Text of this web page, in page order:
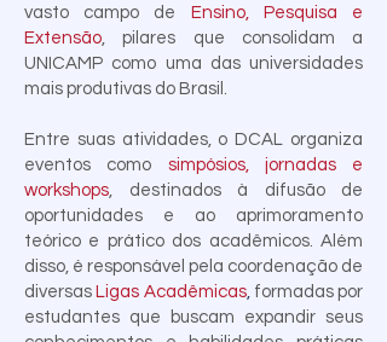
vasto campo de
Ensino, Pesquisa e
Extensão, pilares que consolidam a
UNICAMP como uma das universidades
mais produtivas do Brasil.
Entre suas atividades, o DCAL organiza
eventos como simpósios, jornadas e
workshops, destinados à difusão de
oportunidades e ao aprimoramento
teórico e prático dos acadêmicos. Além
disso, é responsável pela coordenação de
diversas Ligas Acadêmicas,formadas por
estudantes que buscam expandir seus